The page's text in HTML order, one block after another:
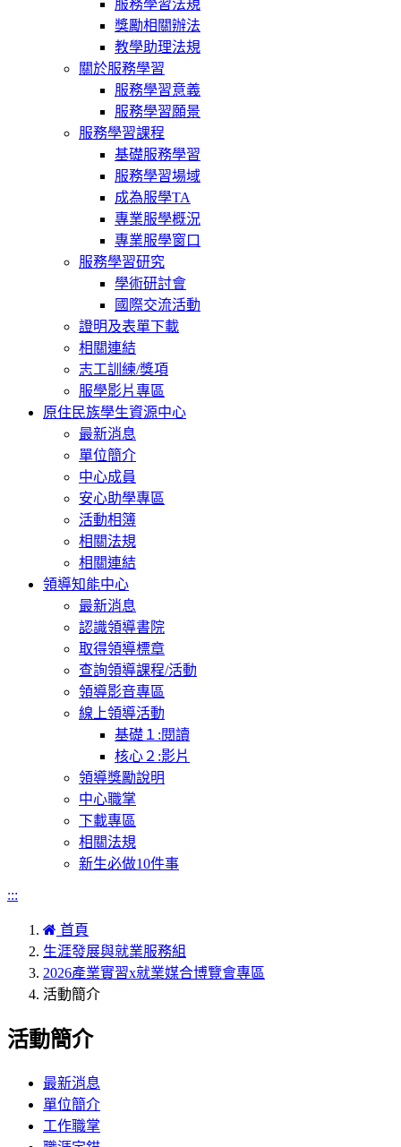
服務學習法規
獎勵相關辦法
教學助理法規
關於服務學習
服務學習意義
服務學習願景
服務學習課程
基礎服務學習
服務學習場域
成為服學TA
專業服學概況
專業服學窗口
服務學習研究
學術研討會
國際交流活動
證明及表單下載
相關連結
志工訓練/獎項
服學影片專區
原住民族學生資源中心
最新消息
單位簡介
中心成員
安心助學專區
活動相簿
相關法規
相關連結
領導知能中心
最新消息
認識領導書院
取得領導標章
查詢領導課程/活動
領導影音專區
線上領導活動
基礎１:閱讀
核心２:影片
領導獎勵說明
中心職掌
下載專區
相關法規
新生必做10件事
:::
首頁
生涯發展與就業服務組
2026產業實習x就業媒合博覽會專區
活動簡介
活動簡介
最新消息
單位簡介
工作職掌